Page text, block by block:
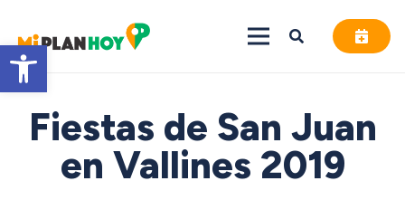
Abrir barra de herramientas
Fiestas de San Juan
en Vallines 2019